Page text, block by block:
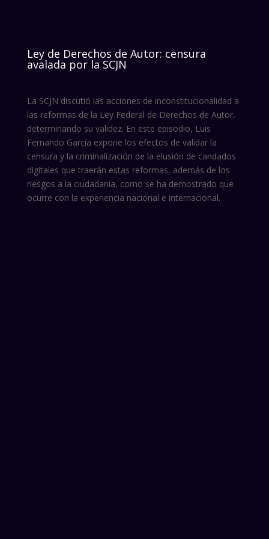
Ley de Derechos de Autor: censura
avalada por la SCJN
La SCJN discutió las acciones de inconstitucionalidad a
las reformas de la Ley Federal de Derechos de Autor,
determinando su validez. En este episodio, Luis
Fernando García expone los efectos de validar la
censura y la criminalización de la elusión de candados
digitales que traerán estas reformas, además de los
riesgos a la ciudadanía, como se ha demostrado que
ocurre con la experiencia nacional e internacional.